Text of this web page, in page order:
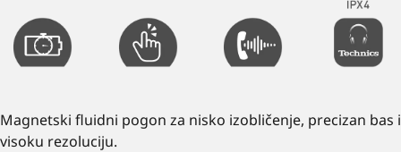
Magnetski fluidni pogon za nisko izobličenje, precizan bas i
visoku rezoluciju.